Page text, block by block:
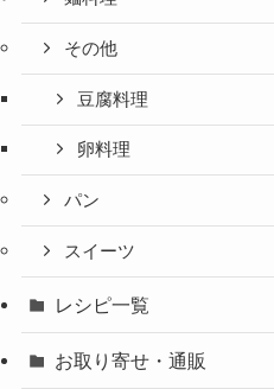
その他
豆腐料理
卵料理
パン
スイーツ
レシピ一覧
お取り寄せ・通販